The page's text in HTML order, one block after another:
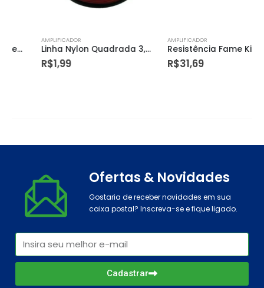
AMPLIFICADOR
Linha Nylon Quadrada 3,0mmx117m – Dtools
AMPLIFICADOR
Resistência Fame Ki Banho/quattro/jato 220v – Pratimix
31,69
Ofertas & Novidades
Gostaria de receber novidades em sua
caixa postal? Inscreva-se e fique ligado.
Cadastrar